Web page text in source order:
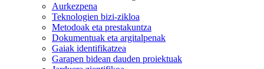
Aurkezpena
Teknologien bizi-zikloa
Metodoak eta prestakuntza
Dokumentuak eta argitalpenak
Gaiak identifikatzea
Garapen bidean dauden proiektuak